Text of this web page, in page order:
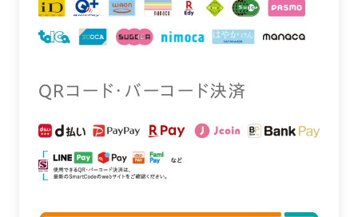
QRコード・バーコード決済